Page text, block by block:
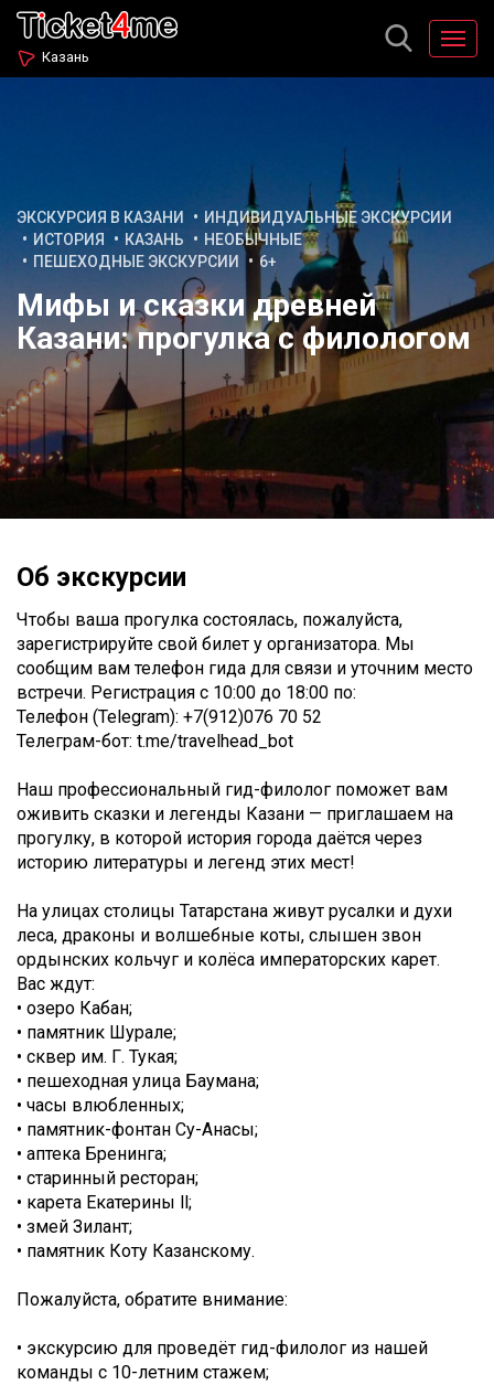
Казань
ЭКСКУРСИЯ В КАЗАНИ
ИНДИВИДУАЛЬНЫЕ ЭКСКУРСИИ
ИСТОРИЯ
КАЗАНЬ
НЕОБЫЧНЫЕ
ПЕШЕХОДНЫЕ ЭКСКУРСИИ
6+
Мифы и сказки древней
Казани: прогулка с филологом
Об экскурсии
Чтобы ваша прогулка состоялась, пожалуйста,
зарегистрируйте свой билет у организатора. Мы
сообщим вам телефон гида для связи и уточним место
встречи. Регистрация c 10:00 до 18:00 по:
Телефон (Telegram): +7(912)076 70 52
Телеграм-бот: t.me/travelhead_bot
Наш профессиональный гид-филолог поможет вам
оживить сказки и легенды Казани — приглашаем на
прогулку, в которой история города даётся через
историю литературы и легенд этих мест!
На улицах столицы Татарстана живут русалки и духи
леса, драконы и волшебные коты, слышен звон
ордынских кольчуг и колёса императорских карет.
Вас ждут:
• озеро Кабан;
• памятник Шурале;
• сквер им. Г. Тукая;
• пешеходная улица Баумана;
• часы влюбленных;
• памятник-фонтан Су-Анасы;
• аптека Бренинга;
• старинный ресторан;
• карета Екатерины ll;
• змей Зилант;
• памятник Коту Казанскому.
Пожалуйста, обратите внимание:
• экскурсию для проведёт гид-филолог из нашей
команды с 10-летним стажем;